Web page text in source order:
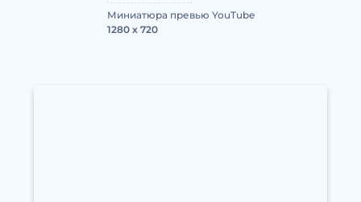
Миниатюра превью YouTube
1280 x 720